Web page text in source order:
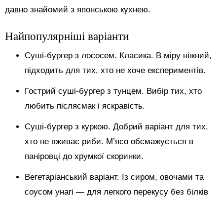
давно знайомий з японською кухнею.
Найпопулярніші варіанти
Суші-бургер з лососем. Класика. В міру ніжний,
підходить для тих, хто не хоче експериментів.
Гострий суші-бургер з тунцем. Вибір тих, хто
любить післясмак і яскравість.
Суші-бургер з куркою. Добрий варіант для тих,
хто не вживає риби. М’ясо обсмажується в
паніровці до хрумкої скоринки.
Вегетаріанський варіант. Із сиром, овочами та
соусом унагі — для легкого перекусу без білків